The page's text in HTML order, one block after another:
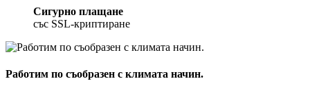
Сигурно плащане
със SSL-криптиране
Работим по съобразен с климата начин.